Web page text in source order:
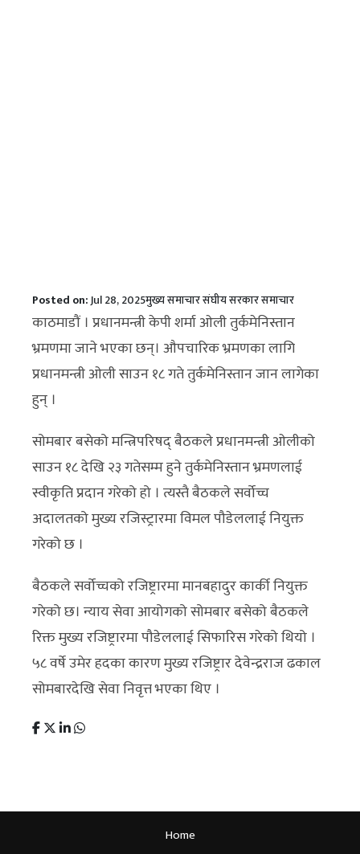
Posted on:Jul 28, 2025मुख्य समाचारसंघीय सरकारसमाचार
काठमाडौं । प्रधानमन्त्री केपी शर्मा ओली तुर्कमेनिस्तान
भ्रमणमा जाने भएका छन्। औपचारिक भ्रमणका लागि
प्रधानमन्त्री ओली साउन १८ गते तुर्कमेनिस्तान जान लागेका
हुन् ।
सोमबार बसेको मन्त्रिपरिषद् बैठकले प्रधानमन्त्री ओलीको
साउन १८ देखि २३ गतेसम्म हुने तुर्कमेनिस्तान भ्रमणलाई
स्वीकृति प्रदान गरेको हो । त्यस्तै बैठकले सर्वोच्च
अदालतको मुख्य रजिस्ट्रारमा विमल पौडेललाई नियुक्त
गरेको छ ।
बैठकले सर्वोच्चको रजिष्ट्रारमा मानबहादुर कार्की नियुक्त
गरेको छ। न्याय सेवा आयोगको सोमबार बसेको बैठकले
रिक्त मुख्य रजिष्ट्रारमा पौडेललाई सिफारिस गरेको थियो ।
५८ वर्षे उमेर हदका कारण मुख्य रजिष्ट्रार देवेन्द्रराज ढकाल
सोमबारदेखि सेवा निवृत्त भएका थिए ।
Home